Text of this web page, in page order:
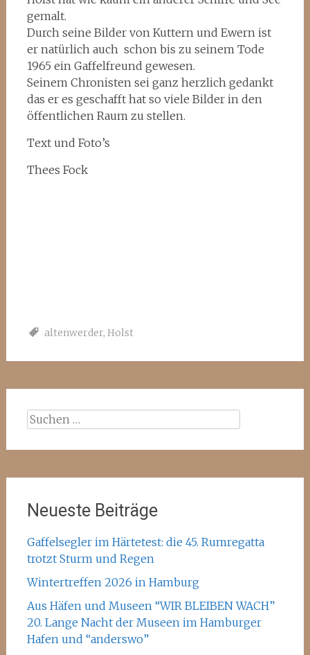
gemalt.
Durch seine Bilder von Kuttern und Ewern ist
er natürlich auch schon bis zu seinem Tode
1965 ein Gaffelfreund gewesen.
Seinem Chronisten sei ganz herzlich gedankt
das er es geschafft hat so viele Bilder in den
öffentlichen Raum zu stellen.
Text und Foto’s
Thees Fock
altenwerder, Holst
Suchen
Neueste Beiträge
Gaffelsegler im Härtetest: die 45. Rumregatta
trotzt Sturm und Regen
Wintertreffen 2026 in Hamburg
Aus Häfen und Museen “WIR BLEIBEN WACH”
20. Lange Nacht der Museen im Hamburger
Hafen und “anderswo”